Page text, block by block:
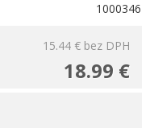
1000346
15.44 € bez DPH
18.99 €